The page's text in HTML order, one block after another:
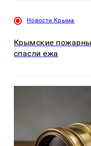
Новости Крыма
Крымские
спасли ежа